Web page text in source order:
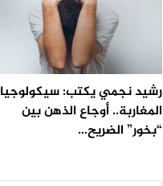
رشيد نجمي يكتب: سيكولوجيا
المغاربة.. أوجاع الذهن بين
“بخور” الضريح…